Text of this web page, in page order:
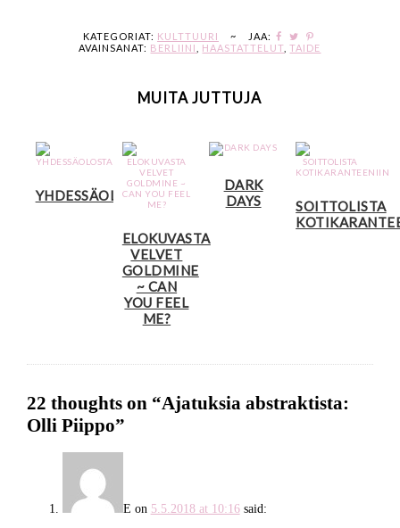
KATEGORIAT: KULTTUURI ~
JAA:
AVAINSANAT: BERLIINI HAASTATTELUT ,TAIDE
MUITA JUTTUJA
YHDESSÄOLOSTA
ELOKUVASTA
VELVET
GOLDMINE
~ CAN
YOU FEEL
ME?
DARK
DAYS
SOITTOLISTA
22 thoughts on “Ajatuksia abstraktista:
Olli Piippo”
E on 5.5.2018 at 10:16 said: